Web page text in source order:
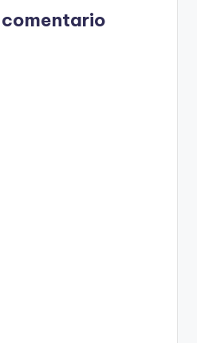
comentario